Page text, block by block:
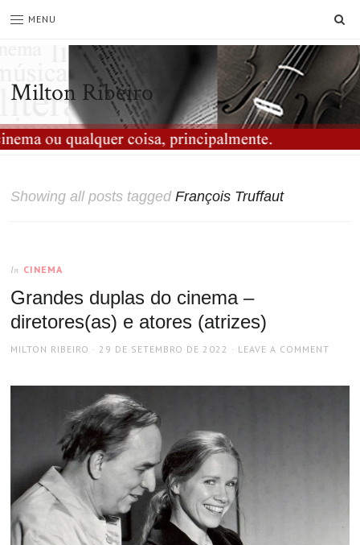
MENU
Milton Ribeiro
Showing all posts taggedFrançois Truffaut
In CINEMA
Grandes duplas do cinema –
diretores(as) e atores (atrizes)
AUTHOR
MILTON RIBEIRO
POSTED
29 DE SETEMBRO DE 2022 LEAVE A COMMENT